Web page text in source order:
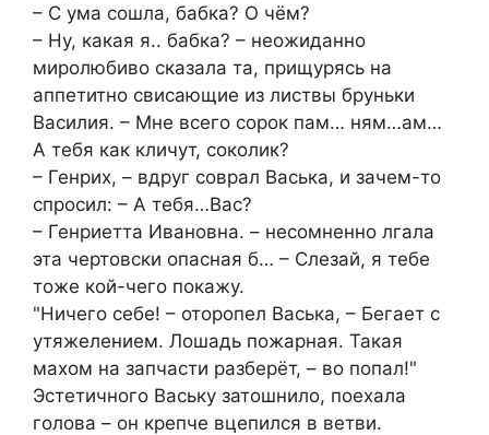
– С ума сошла, бабка? О чём?
– Ну, какая я.. бабка? – неожиданно
миролюбиво сказала та, прищурясь на
аппетитно свисающие из листвы бруньки
Василия. – Мне всего сорок пам… ням…ам…
А тебя как кличут, соколик?
– Генрих, – вдруг соврал Васька, и зачем-то
спросил: – А тебя…Вас?
– Генриетта Ивановна. – несомненно лгала
эта чертовски опасная б… – Слезай, я тебе
тоже кой-чего покажу.
"Ничего себе! – оторопел Васька, – Бегает с
утяжелением. Лошадь пожарная. Такая
махом на запчасти разберёт, – во попал!"
Эстетичного Ваську затошнило, поехала
голова – он крепче вцепился в ветви.